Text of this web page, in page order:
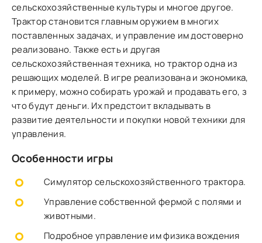
сельскохозяйственные культуры и многое другое.
Трактор становится главным оружием в многих
поставленных задачах, и управление им достоверно
реализовано. Также есть и другая
сельскохозяйственная техника, но трактор одна из
решающих моделей. В игре реализована и экономика,
к примеру, можно собирать урожай и продавать его, з
что будут деньги. Их предстоит вкладывать в
развитие деятельности и покупки новой техники для
управления.
Особенности игры
Симулятор сельскохозяйственного трактора.
Управление собственной фермой с полями и
животными.
Подробное управление им физика вождения